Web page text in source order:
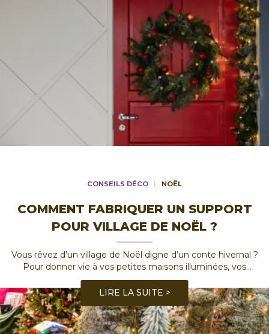
CONSEILS DÉCO NOËL
COMMENT FABRIQUER UN SUPPORT
POUR VILLAGE DE NOËL ?
Vous rêvez d’un village de Noël digne d’un conte hivernal ?
Pour donner vie à vos petites maisons illuminées, vos
personnages miniatures et vos sapins enneigés, rien de tel
qu’un support bien pensé. Dans ce guide complet,...
LIRE LA SUITE >